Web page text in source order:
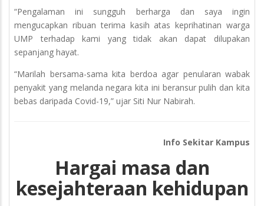
“Pengalaman ini sungguh berharga dan saya ingin
mengucapkan ribuan terima kasih atas keprihatinan warga
UMP terhadap kami yang tidak akan dapat dilupakan
sepanjang hayat.
“Marilah bersama-sama kita berdoa agar penularan wabak
penyakit yang melanda negara kita ini beransur pulih dan kita
bebas daripada Covid-19,” ujar Siti Nur Nabirah.
Info Sekitar Kampus
Hargai masa dan
kesejahteraan kehidupan